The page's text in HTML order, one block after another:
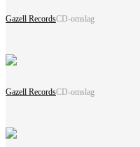
Gazell RecordsCD-omslag
Gazell RecordsCD-omslag